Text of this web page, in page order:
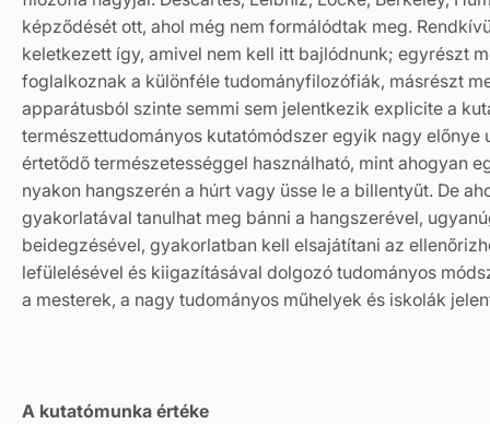
képződését ott, ahol még nem formálódtak meg.
keletkezett így, amivel nem kell itt bajlódnunk; egyrészt
foglalkoznak a különféle tudományfilozófiák, másrészt
apparátusból szinte semmi sem jelentkezik explicite a
természettudományos kutatómódszer egyik nagy
értetődő természetességgel használható, mint ahogyan
nyakon hangszerén a húrt vagy üsse le a billentyűt. De
gyakorlatával tanulhat meg bánni a hangszerével,
beidegzésével, gyakorlatban kell elsajátítani az
lefülelésével és kiigazításával dolgozó tudományos
a mesterek, a nagy tudományos műhelyek és iskolák
A kutatómunka értéke